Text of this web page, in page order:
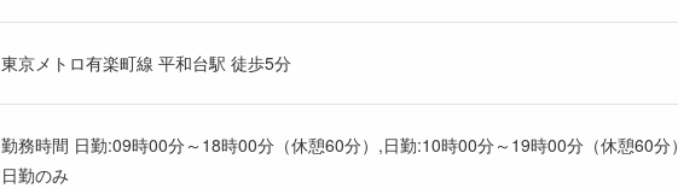
東京メトロ有楽町線 平和台駅 徒歩5分
勤務時間 日勤:09時00分～18時00分（休憩60分）,日勤:10時00分～19時00分（休憩60分）
日勤のみ